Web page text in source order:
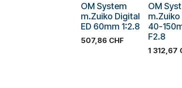
Plus de stock
OM System
m.Zuiko Digital
ED 60mm 1:2.8
507,86 CHF
Plus de
OM
m.Zuiko
40-
F2.8
1 312,67